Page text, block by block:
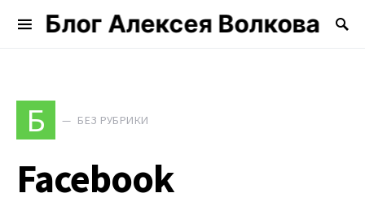
Блог Алексея Волкова
Search for:
Б БЕЗ РУБРИКИ
Facebook